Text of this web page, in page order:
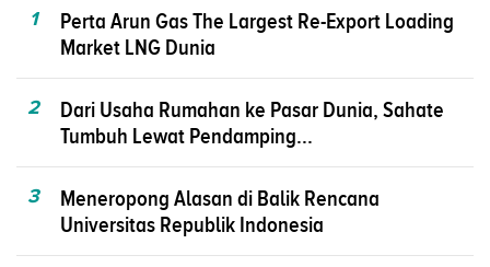
1
Perta Arun Gas The Largest Re-Export Loading
Market LNG Dunia
2
Dari Usaha Rumahan ke Pasar Dunia, Sahate
Tumbuh Lewat Pendamping...
3
Meneropong Alasan di Balik Rencana
Universitas Republik Indonesia